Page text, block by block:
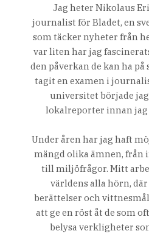
Jag heter Nikolaus
journalist för Bladet, en
som täcker nyheter från
var liten har jag
den påverkan de kan ha
tagit en examen i
universitet började
lokalreporter innan jag
Under åren har jag haft
mängd olika ämnen,
till miljöfrågor. Mitt
världens alla hörn,
berättelser och
att ge en röst åt de som
belysa verkligheter